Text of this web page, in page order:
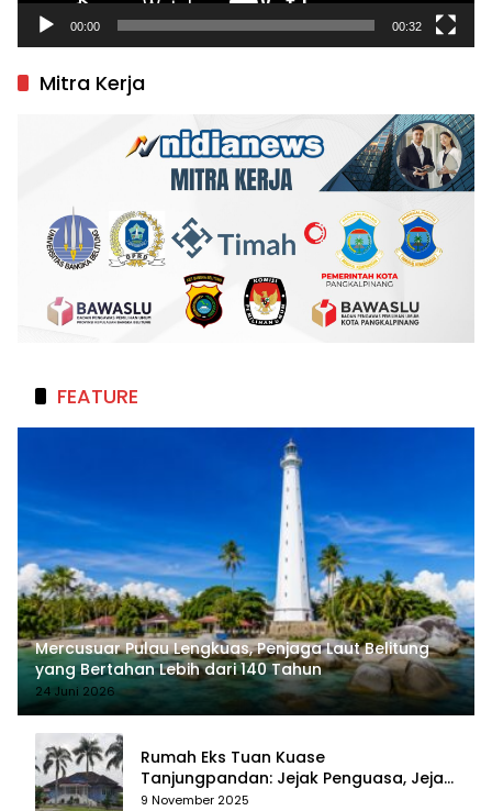
00:00 00:32
Mitra Kerja
FEATURE
Mercusuar Pulau Lengkuas, Penjaga Laut Belitung
yang Bertahan Lebih dari 140 Tahun
24 Juni 2026
Rumah Eks Tuan Kuase
Tanjungpandan: Jejak Penguasa, Jejak
Kenangan
9 November 2025